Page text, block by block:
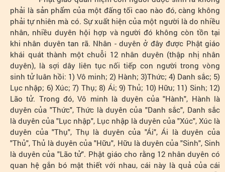
phải là sản phẩm của một đấng tối cao nào đó, càng không
phải tự nhiên mà có. Sự xuất hiện của một người là do nhiều
nhân, nhiều duyên hội hợp và người đó không còn tồn tại
khi nhân duyên tan rã. Nhân - duyên ở đây được Phật giáo
khái quát thành một chuỗi 12 nhân duyên (thập nhị nhân
duyên), là sợi dây liên tục nối tiếp con người trong vòng
sinh tử luân hồi: 1) Vô minh; 2) Hành; 3)Thức; 4) Danh sắc; 5)
Lục nhập; 6) Xúc; 7) Thụ; 8) Ái; 9) Thủ; 10) Hữu; 11) Sinh; 12)
Lão tử. Trong đó, Vô minh là duyên của "Hành", Hành là
duyên của "Thức", Thức là duyên của "Danh sắc", Danh sắc
là duyên của "Lục nhập", Lục nhập là duyên của "Xúc", Xúc là
duyên của "Thụ", Thụ là duyên của "Ái", Ái là duyên của
"Thủ", Thủ là duyên của "Hữu", Hữu là duyên của "Sinh", Sinh
là duyên của "Lão tử". Phật giáo cho rằng 12 nhân duyên có
quan hệ gắn bó mật thiết với nhau, cái này là quả của cái